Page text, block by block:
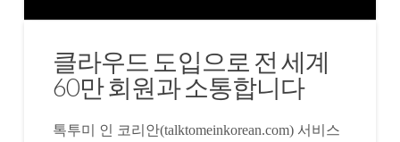
클라우드 도입으로 전 세계
60만 회원과 소통합니다
톡투미 인 코리안(talktomeinkorean.com) 서비스